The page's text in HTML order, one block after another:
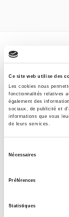
Ce site web utilise des
Les cookies nous
fonctionnalités relatives
également des
sociaux, de publicité et
informations que vous
de leurs services.
Nécessaires
Préférences
Statistiques
Formats
Presse
Sommaire
Spécifications
Éditeur
Auteur